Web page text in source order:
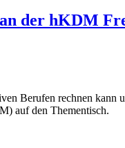
der hKDM
Berufen rechnen kann
auf den Thementisch.